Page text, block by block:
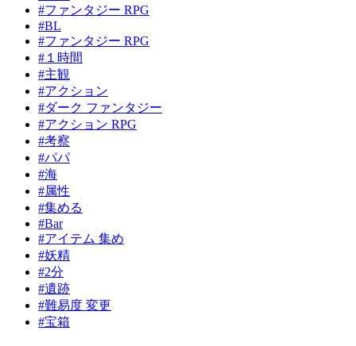
#ファンタジー RPG
#BL
#ファンタジー RPG
#１時間
#主観
#アクション
#ダーク ファンタジー
#アクション RPG
#考察
#パパ
#海
#属性
#集める
#Bar
#アイテム 集め
#妖精
#2分
#遺跡
#難易度 変更
#宝箱